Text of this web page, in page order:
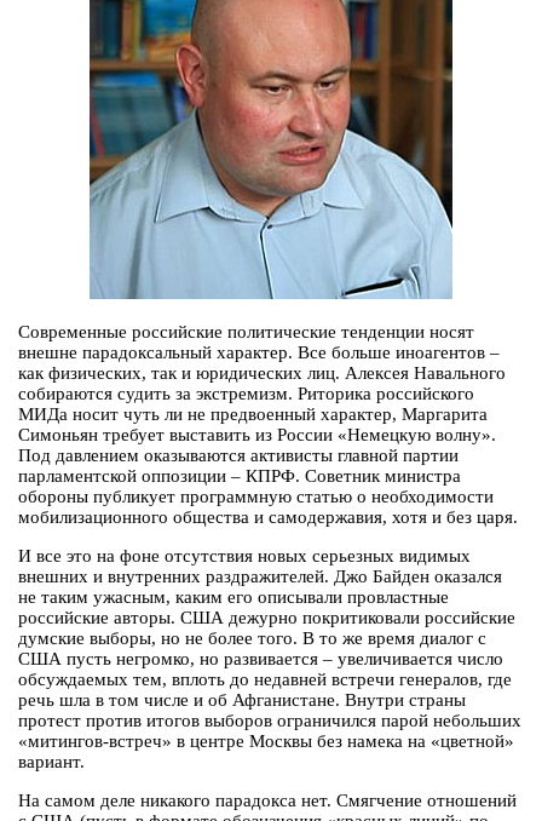
Современные российские политические тенденции носят
внешне парадоксальный характер. Все больше иноагентов –
как физических, так и юридических лиц. Алексея Навального
собираются судить за экстремизм. Риторика российского
МИДа носит чуть ли не предвоенный характер, Маргарита
Симоньян требует выставить из России «Немецкую волну».
Под давлением оказываются активисты главной партии
парламентской оппозиции – КПРФ. Советник министра
обороны публикует программную статью о необходимости
мобилизационного общества и самодержавия, хотя и без царя.
И все это на фоне отсутствия новых серьезных видимых
внешних и внутренних раздражителей. Джо Байден оказался
не таким ужасным, каким его описывали провластные
российские авторы. США дежурно покритиковали российские
думские выборы, но не более того. В то же время диалог с
США пусть негромко, но развивается – увеличивается число
обсуждаемых тем, вплоть до недавней встречи генералов, где
речь шла в том числе и об Афганистане. Внутри страны
протест против итогов выборов ограничился парой небольших
«митингов-встреч» в центре Москвы без намека на «цветной»
вариант.
На самом деле никакого парадокса нет. Смягчение отношений